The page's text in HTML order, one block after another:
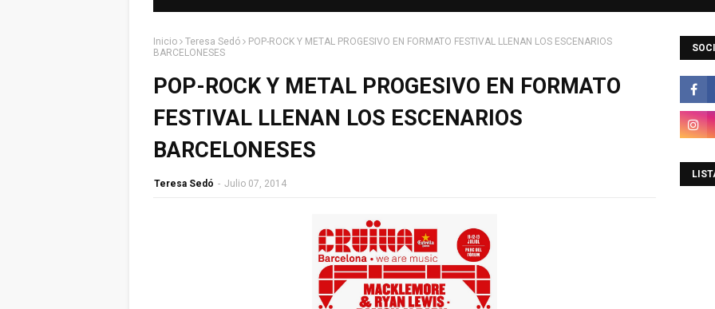
Inicio Teresa Sedó
POP-ROCK Y METAL PROGESIVO EN FORMATO FESTIVAL LLENAN LOS ESCENARIOS
BARCELONESES
POP-ROCK Y METAL PROGESIVO EN FORMATO
FESTIVAL LLENAN LOS ESCENARIOS
BARCELONESES
Teresa Sedó - Julio 07, 2014